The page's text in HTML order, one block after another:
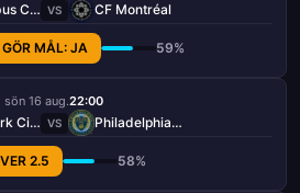
Columbus Crew VS CF Montréal
MÅL: JA 59%
sön 16 aug.22:00
New York City FC VS Philadelphia Union
2.5 58%